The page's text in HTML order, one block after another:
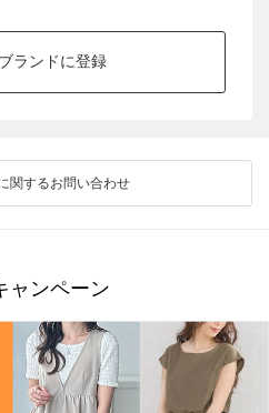
ランドに登録
関するお問い合わせ
ャンペーン